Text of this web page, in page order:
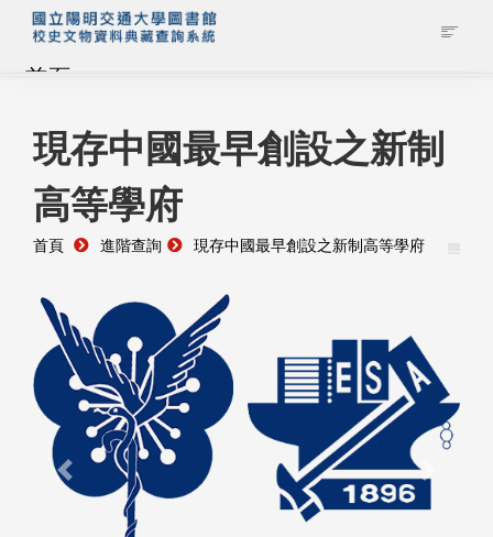
首頁
藏品查詢
校史館簡介
藏品清單全覽
資料調閱申請
管理者登入
現存中國最早創設之新制
高等學府
首頁 進階查詢 現存中國最早創設之新制高等學府
Previous Next